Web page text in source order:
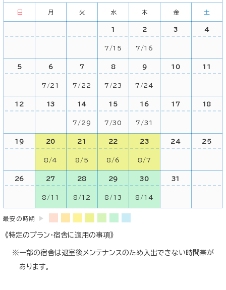
日 月 火 水 木 金 土
1
7/15
2
7/16
3 4
5 6
7/21
7
7/22
8
7/23
9
7/24
10 11
12 13 14
7/29
15
7/30
16
7/31
17 18
19 20
8/4
21
8/5
22
8/6
23
8/7
24 25
26 27
8/11
28
8/12
29
8/13
30
8/14
31
最安の時期
《特定のプラン・宿舎に適用の事項》
一部の宿舎は退室後メンテナンスのため入出できない時間帯が
あります。